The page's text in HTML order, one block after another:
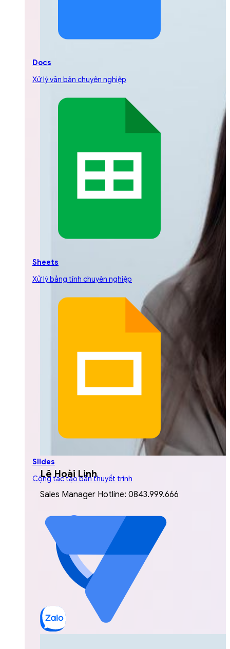
Lê Hoài Linh
Sales Manager Hotline: 0843.999.666
Docs
Xử lý văn bản chuyên nghiệp
Sheets
Xử lý bảng tính chuyên nghiệp
Slides
Cộng tác tạo bản thuyết trình